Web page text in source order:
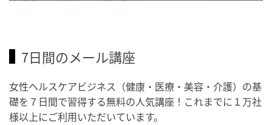
7日間のメール講座
女性ヘルスケアビジネス（健康・医療・美容・介護）の基
礎を７日間で習得する無料の人気講座！これまでに１万社
様以上にご利用いただいています。